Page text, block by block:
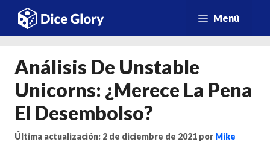
Saltar
Menú
Análisis De Unstable
Unicorns: ¿Merece La Pena
El Desembolso?
Última actualización: 2 de diciembre de 2021 por Mike